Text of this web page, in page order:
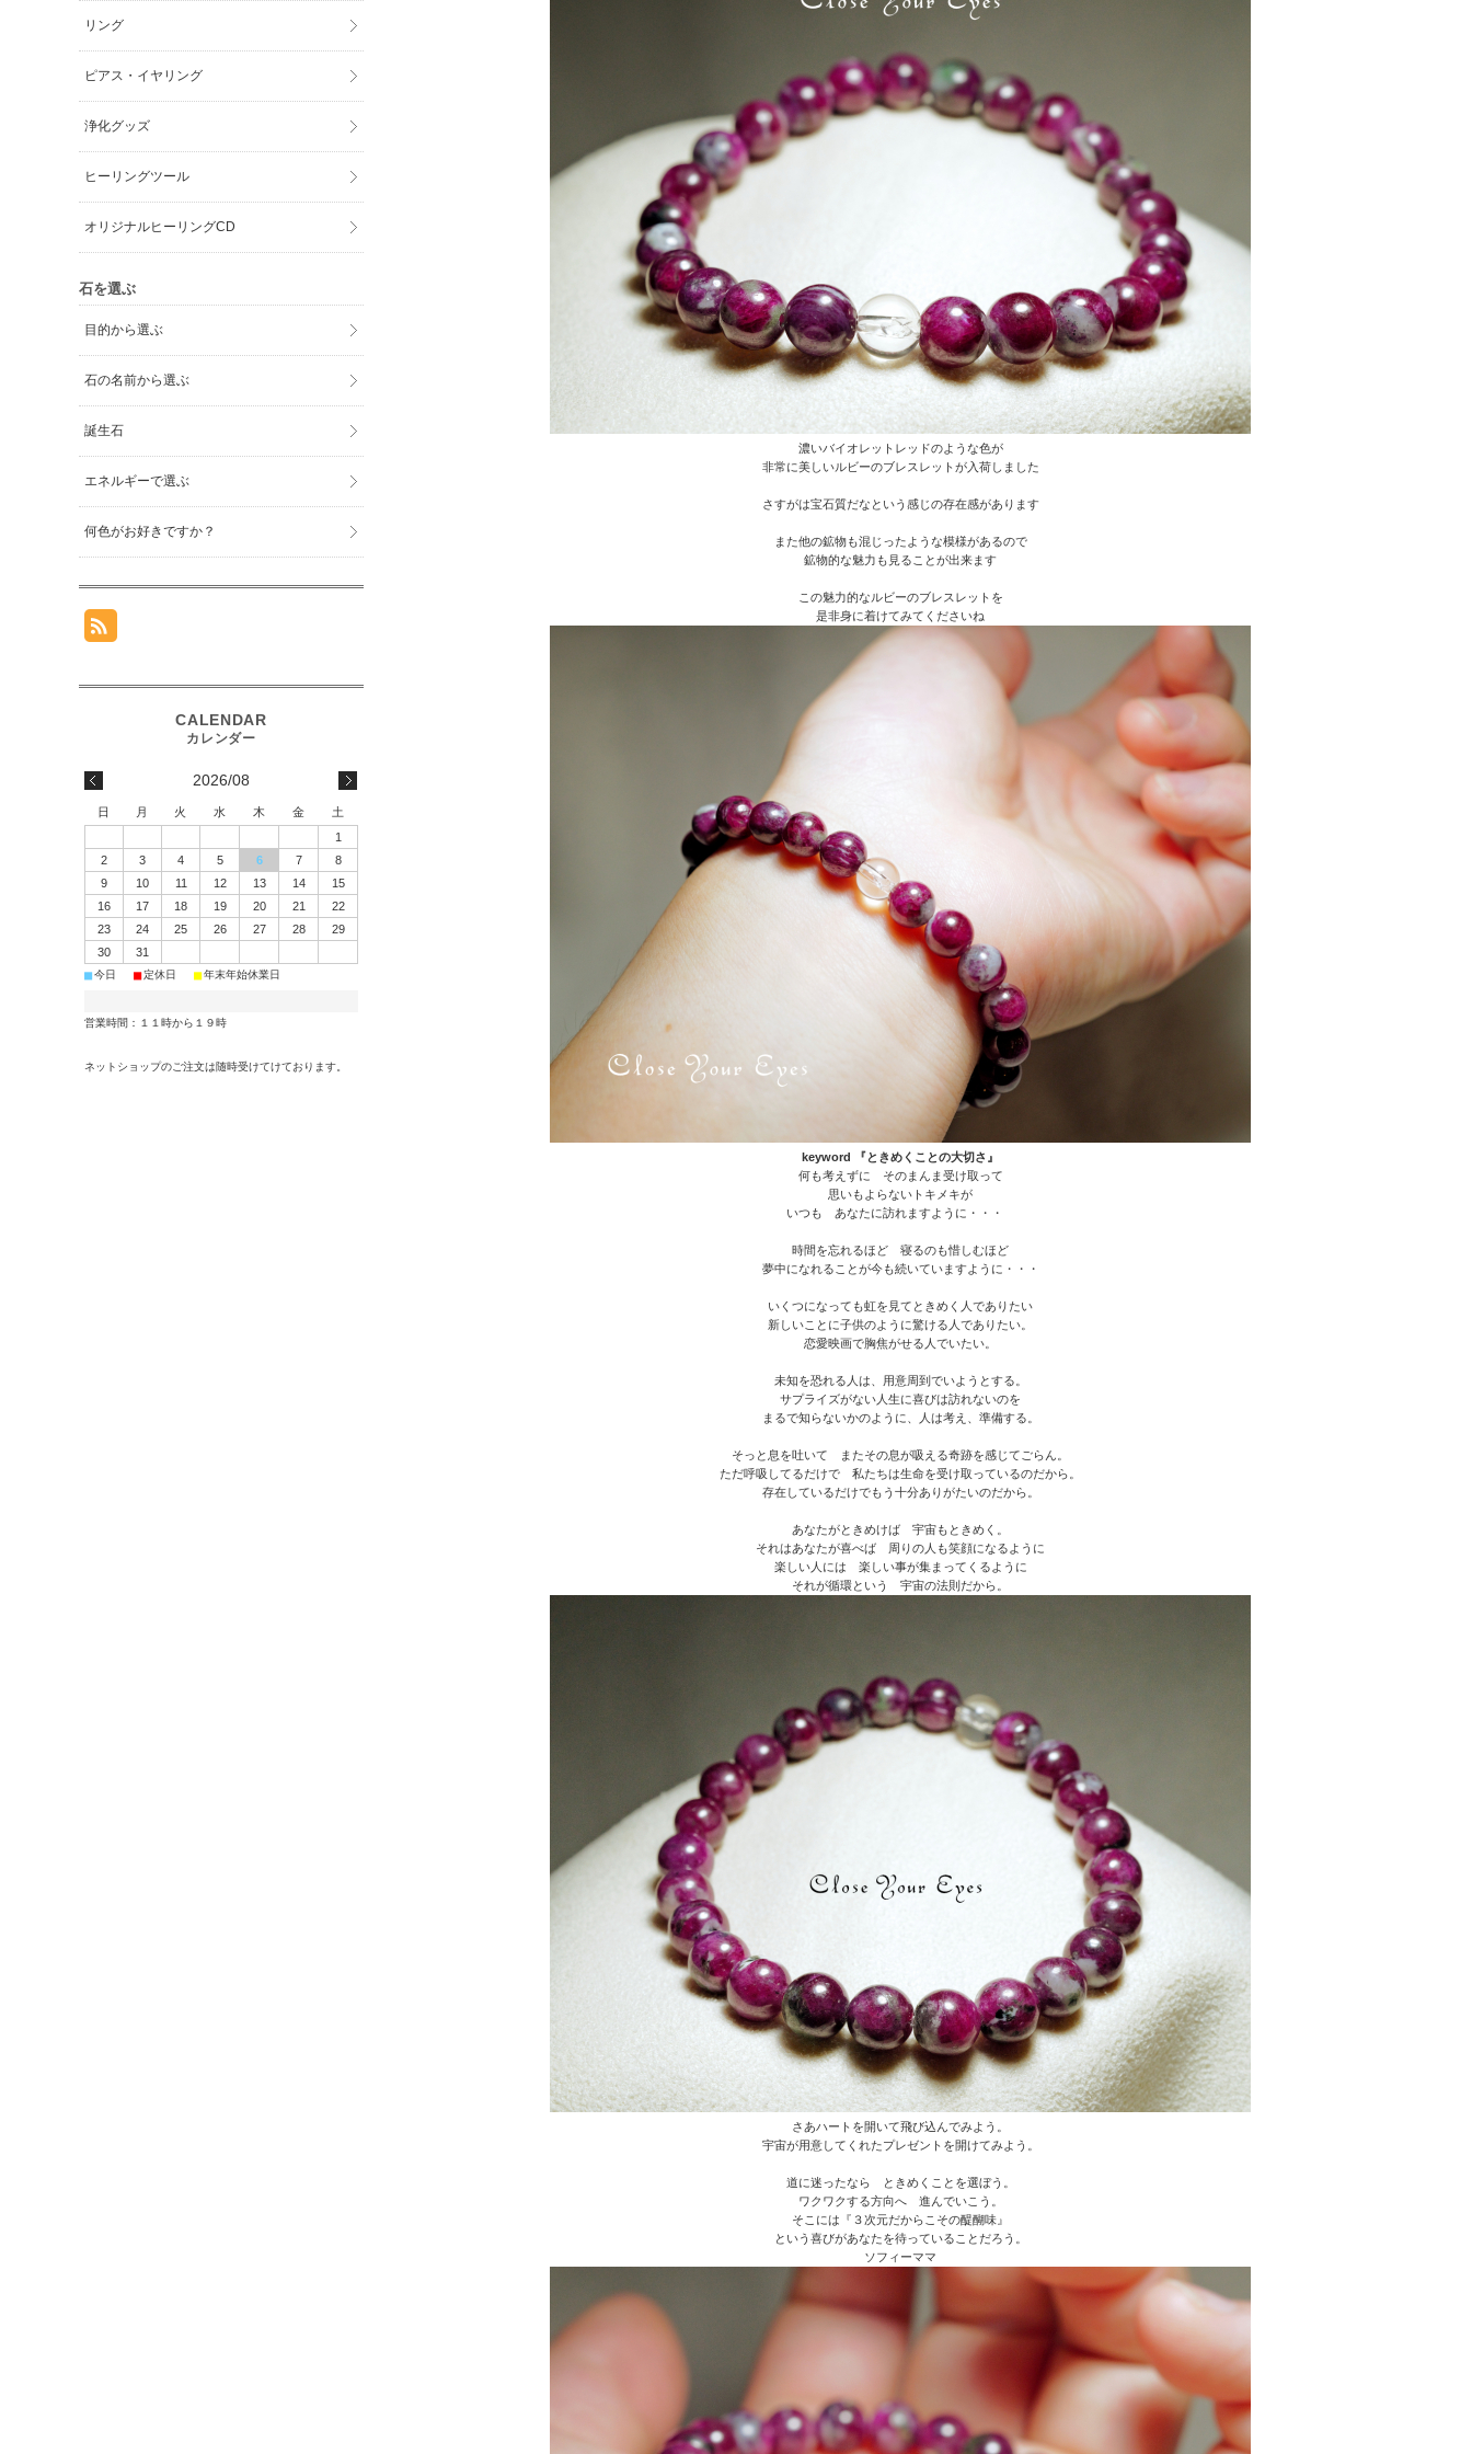
濃いバイオレットレッドのような色が
非常に美しいルビーのブレスレットが入荷しました
さすがは宝石質だなという感じの存在感があります
また他の鉱物も混じったような模様があるので
鉱物的な魅力も見ることが出来ます
この魅力的なルビーのブレスレットを
是非身に着けてみてくださいね
keyword 『ときめくことの大切さ』
何も考えずに そのまんま受け取って
思いもよらないトキメキが
いつも あなたに訪れますように・・・
時間を忘れるほど 寝るのも惜しむほど
夢中になれることが今も続いていますように・・・
いくつになっても虹を見てときめく人でありたい
新しいことに子供のように驚ける人でありたい。
恋愛映画で胸焦がせる人でいたい。
未知を恐れる人は、用意周到でいようとする。
サプライズがない人生に喜びは訪れないのを
まるで知らないかのように、人は考え、準備する。
そっと息を吐いて またその息が吸える奇跡を感じてごらん。
ただ呼吸してるだけで 私たちは生命を受け取っているのだから。
存在しているだけでもう十分ありがたいのだから。
あなたがときめけば 宇宙もときめく。
それはあなたが喜べば 周りの人も笑顔になるように
楽しい人には 楽しい事が集まってくるように
それが循環という 宇宙の法則だから。
さあハートを開いて飛び込んでみよう。
宇宙が用意してくれたプレゼントを開けてみよう。
道に迷ったなら ときめくことを選ぼう。
ワクワクする方向へ 進んでいこう。
そこには『３次元だからこその醍醐味』
という喜びがあなたを待っていることだろう。
ソフィーママ
リング
ピアス・イヤリング
浄化グッズ
ヒーリングツール
オリジナルヒーリングCD
石を選ぶ
目的から選ぶ
石の名前から選ぶ
誕生石
エネルギーで選ぶ
何色がお好きですか？
2026/08
日 月 火 水 木 金
土
1
2
3 4 5 6 7
8
9
10 11 12 13 14
15
16
17 18 19 20 21
22
23
24 25 26 27 28
29
30
31
■今日 ■定休日 ■年末年始休業日
営業時間：１１時から１９時
ネットショップのご注文は随時受けてけております。